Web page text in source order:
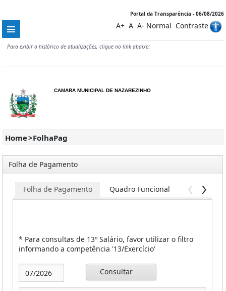
Portal da Transparência - 06/08/2026
A+ A A- Normal Contraste
Para exibir o histórico de atualizações, clique no link abaixo:
CAMARA MUNICIPAL DE NAZAREZINHO
Home>FolhaPag
Folha de Pagamento
Folha de Pagamento Quadro Funcional
* Para consultas de 13º Salário, favor utilizar o filtro
informando a competência '13/Exercício'
Consultar